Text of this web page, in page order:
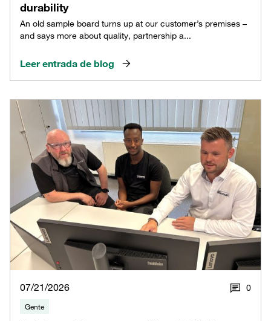
durability
An old sample board turns up at our customer’s premises –
and says more about quality, partnership a...
Leer entrada de blog
07/21/2026 0
Gente